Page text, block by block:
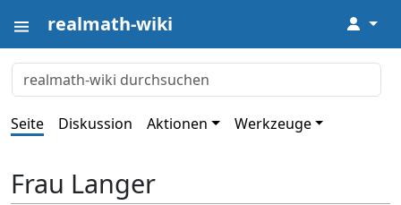
realmath-wiki ↓
Seite Diskussion Aktionen Werkzeuge
Frau Langer